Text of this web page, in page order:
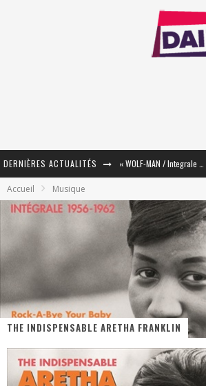
DERNIÈRES ACTUALITÉS
« Mon Village Révolté » - Combattre un Projet !
« Le Béton et le Bambou / Propositions pour Mayotte et le Monde. » - Améliorations !
Star Fox
PsyRiver 2026 : la magie revient sur les rives de l’Aar
« MOFUSAND / Parler Japonais » – Des Expressions Pratiques !
« Dr Wertham / L’homme qui étudia les tueurs en série » - Un Métier à Risque !
Accueil Musique
THE INDISPENSABLE ARETHA FRANKLIN